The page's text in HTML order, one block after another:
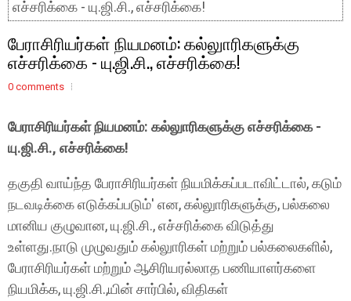
எச்சரிக்கை - யு.ஜி.சி., எச்சரிக்கை!
பேராசிரியர்கள் நியமனம்: கல்லுாரிகளுக்கு
எச்சரிக்கை - யு.ஜி.சி., எச்சரிக்கை!
0 comments
பேராசிரியர்கள் நியமனம்: கல்லுாரிகளுக்கு எச்சரிக்கை -
யு.ஜி.சி., எச்சரிக்கை!
தகுதி வாய்ந்த பேராசிரியர்கள் நியமிக்கப்படாவிட்டால், கடும்
நடவடிக்கை எடுக்கப்படும்' என, கல்லுாரிகளுக்கு, பல்கலை
மானிய குழுவான, யு.ஜி.சி., எச்சரிக்கை விடுத்து
உள்ளது.நாடு முழுவதும் கல்லுாரிகள் மற்றும் பல்கலைகளில்,
பேராசிரியர்கள் மற்றும் ஆசிரியரல்லாத பணியாளர்களை
நியமிக்க, யு.ஜி.சி.,யின் சார்பில், விதிகள்